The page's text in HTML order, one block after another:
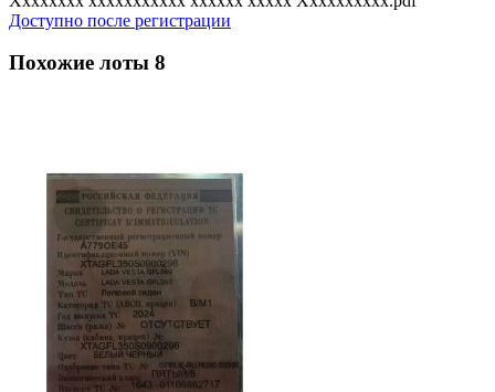
Доступно после регистрации
Похожие лоты 8